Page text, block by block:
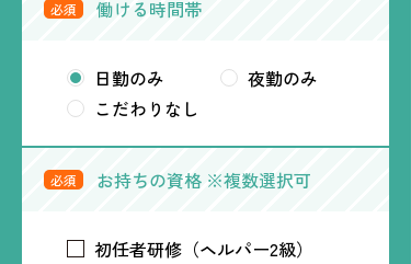
必須 働ける時間帯
日勤のみ
夜勤のみ
こだわりなし
必須 お持ちの資格 ※複数選択可
初任者研修（ヘルパー2級）